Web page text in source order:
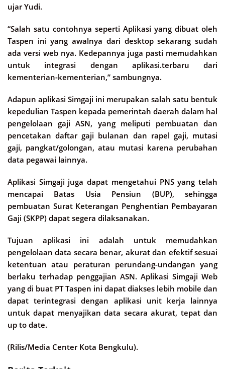
ujar Yudi.
“Salah satu contohnya seperti Aplikasi yang dibuat oleh
Taspen ini yang awalnya dari desktop sekarang sudah
ada versi web nya. Kedepannya juga pasti memudahkan
untuk integrasi dengan aplikasi.terbaru dari
kementerian-kementerian,” sambungnya.
Adapun aplikasi Simgaji ini merupakan salah satu bentuk
kepedulian Taspen kepada pemerintah daerah dalam hal
pengelolaan gaji ASN, yang meliputi pembuatan dan
pencetakan daftar gaji bulanan dan rapel gaji, mutasi
gaji, pangkat/golongan, atau mutasi karena perubahan
data pegawai lainnya.
Aplikasi Simgaji juga dapat mengetahui PNS yang telah
mencapai Batas Usia Pensiun (BUP), sehingga
pembuatan Surat Keterangan Penghentian Pembayaran
Gaji (SKPP) dapat segera dilaksanakan.
Tujuan aplikasi ini adalah untuk memudahkan
pengelolaan data secara benar, akurat dan efektif sesuai
ketentuan atau peraturan perundang-undangan yang
berlaku terhadap penggajian ASN. Aplikasi Simgaji Web
yang di buat PT Taspen ini dapat diakses lebih mobile dan
dapat terintegrasi dengan aplikasi unit kerja lainnya
untuk dapat menyajikan data secara akurat, tepat dan
up to date.
(Rilis/Media Center Kota Bengkulu).